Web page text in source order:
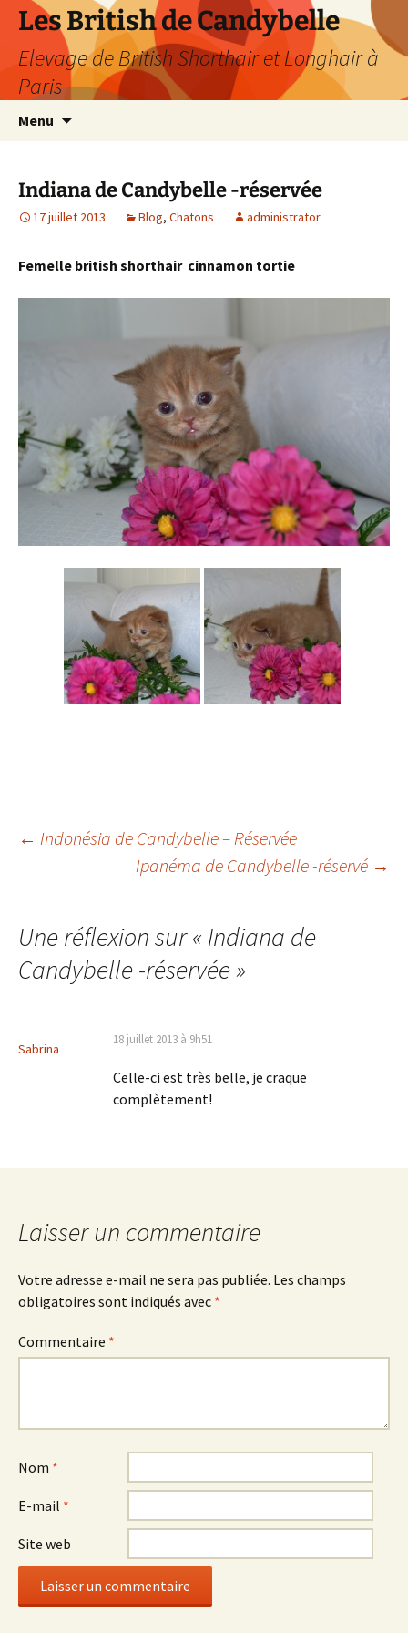
Les British de Candybelle
Elevage de British Shorthair et Longhair à
Paris
Menu
Indiana de Candybelle -réservée
17 juillet 2013 Blog, Chatons administrator
Femelle british shorthair cinnamon tortie
Navigation
articles
← Indonésia de Candybelle – Réservée
Ipanéma de Candybelle -réservé →
Une réflexion sur « Indiana de
Candybelle -réservée»
Sabrina
18 juillet 2013 à 9h51
Celle-ci est très belle, je craque
complètement!
Laisser un commentaire
Votre adresse e-mail ne sera pas publiée. Les champs
obligatoires sont indiqués avec *
Commentaire *
Nom *
E-mail *
Site web